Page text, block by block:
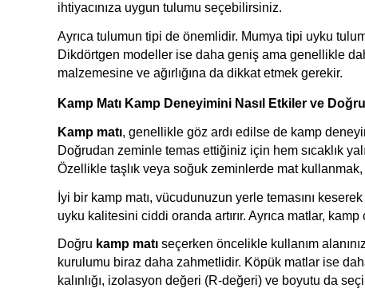
ihtiyacınıza uygun tulumu seçebilirsiniz.
Ayrıca tulumun tipi de önemlidir. Mumya tipi uyku
Dikdörtgen modeller ise daha geniş ama genellikle
malzemesine ve ağırlığına da dikkat etmek gerekir.
Kamp Matı Kamp Deneyimini Nasıl Etkiler ve
Kamp matı, genellikle göz ardı edilse de kamp
Doğrudan zeminle temas ettiğiniz için hem sıcaklık
Özellikle taşlık veya soğuk zeminlerde mat
İyi bir kamp matı, vücudunuzun yerle temasını
uyku kalitesini ciddi oranda artırır. Ayrıca matlar,
Doğru kamp matı seçerken öncelikle kullanım
kurulumu biraz daha zahmetlidir. Köpük matlar ise
kalınlığı, izolasyon değeri (R-değeri) ve boyutu da